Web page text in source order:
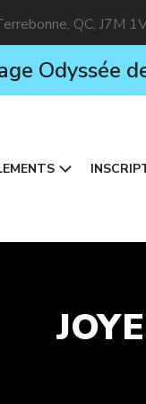
QC, J7M
Odyssée